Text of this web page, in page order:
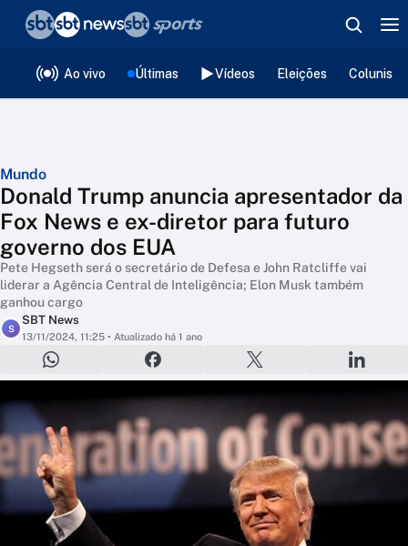
Ao vivo Últimas Vídeos Eleições
Mundo
Donald Trump anuncia apresentador da
Fox News e ex-diretor para futuro
governo dos EUA
Pete Hegseth será o secretário de Defesa e John Ratcliffe vai
liderar a Agência Central de Inteligência; Elon Musk também
ganhou cargo
S
SBT News
13/11/2024, 11:25 • Atualizado há 1 ano
❮voltar
Editorias